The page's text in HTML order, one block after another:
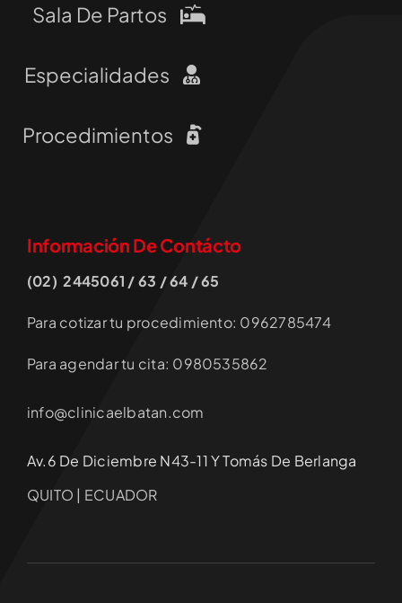
Sala De Partos
Especialidades
Procedimientos
Información De Contácto
(02) 2445061 / 63 / 64 / 65
Para cotizar tu procedimiento: 0962785474
Para agendar tu cita: 0980535862
info@clinicaelbatan.com
Av.6 De Diciembre N43-11 Y Tomás De Berlanga
QUITO | ECUADOR